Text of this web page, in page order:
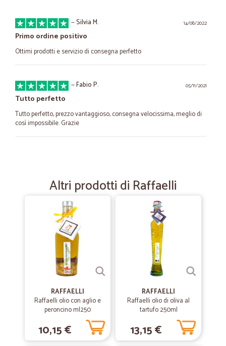
14/08/2022
—Silvia M.
Primo ordine positivo
Ottimi prodotti e servizio di consegna perfetto
05/11/2021
—Fabio P.
Tutto perfetto
Tutto perfetto, prezzo vantaggioso, consegna velocissima, meglio di
così impossibile. Grazie
Celerità e cura nel pacco. Soddisfatta. Per il vino acquistato... Vi farò
—Gianluca M.
Efficaci veloci
—Giuseppe G.
Prodotti arrivati integri e…
Prodotti arrivati integri e perfettamente puntuali. Consiglio
assolutamente!!!!
Altri prodotti di Raffaelli
RAFFAELLI
Raffaelli olio con aglio e
peroncino ml250
10,15 €
RAFFAELLI
Raffaelli olio di oliva al
tartufo 250ml
13,15 €